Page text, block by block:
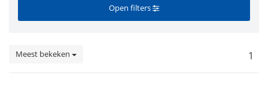
Open filters
Meest bekeken 1